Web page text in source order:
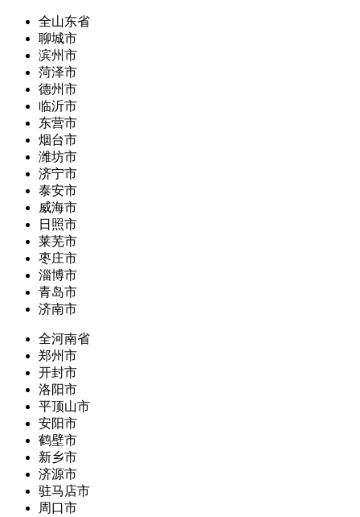
全山东省
聊城市
滨州市
菏泽市
德州市
临沂市
东营市
烟台市
潍坊市
济宁市
泰安市
威海市
日照市
莱芜市
枣庄市
淄博市
青岛市
济南市
全河南省
郑州市
开封市
洛阳市
平顶山市
安阳市
鹤壁市
新乡市
济源市
驻马店市
周口市